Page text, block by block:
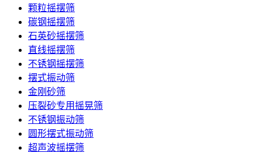
颗粒摇摆筛
碳钢摇摆筛
石英砂摇摆筛
直线摇摆筛
不锈钢摇摆筛
摆式振动筛
金刚砂筛
压裂砂专用摇晃筛
不锈钢振动筛
圆形摆式振动筛
超声波摇摆筛